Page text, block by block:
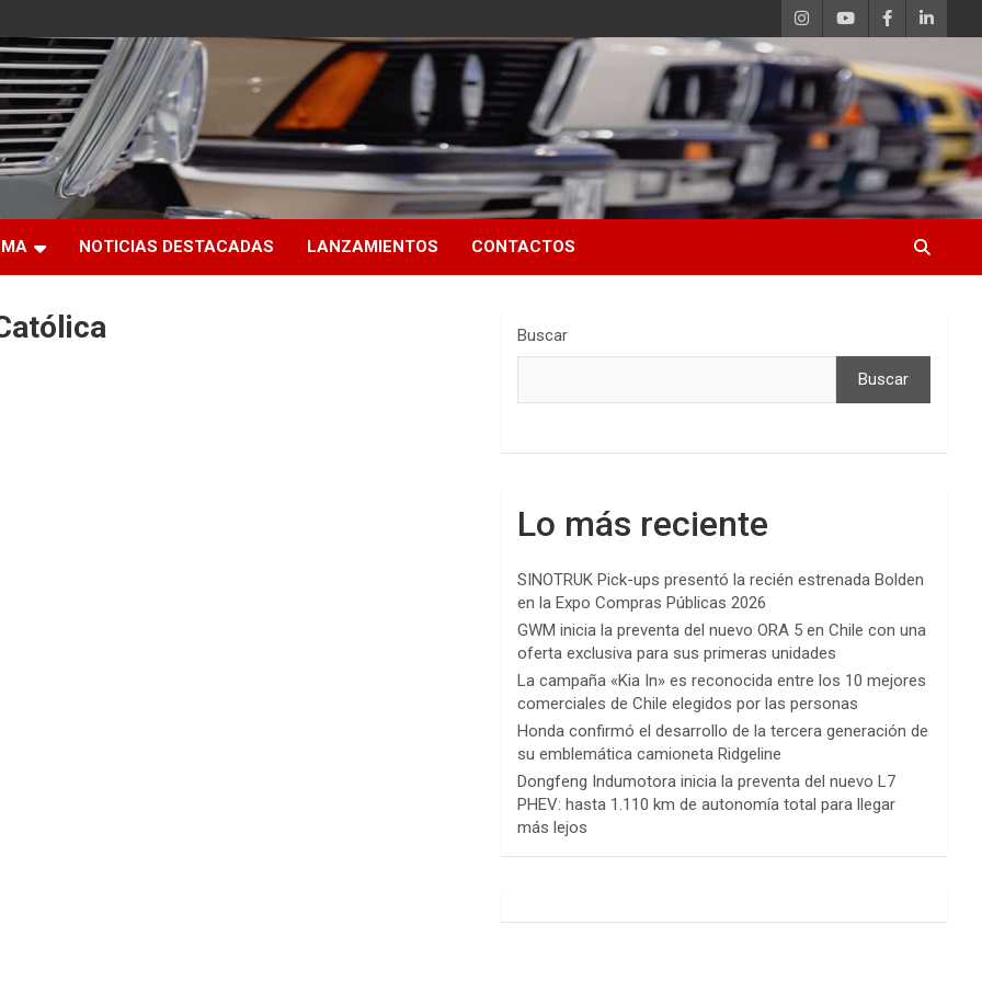
NOTICIAS DESTACADAS LANZAMIENTOS CONTACTOS
Buscar
Buscar
Lo más reciente
SINOTRUK Pick-ups presentó la recién estrenada Bolden
en la Expo Compras Públicas 2026
GWM inicia la preventa del nuevo ORA 5 en Chile con una
oferta exclusiva para sus primeras unidades
La campaña «Kia In» es reconocida entre los 10 mejores
comerciales de Chile elegidos por las personas
Honda confirmó el desarrollo de la tercera generación de
su emblemática camioneta Ridgeline
Dongfeng Indumotora inicia la preventa del nuevo L7
PHEV: hasta 1.110 km de autonomía total para llegar
más lejos